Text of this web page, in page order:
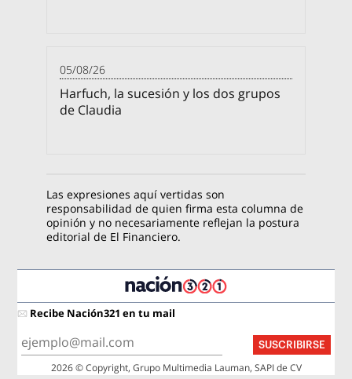
05/08/26
Harfuch, la sucesión y los dos grupos
de Claudia
Las expresiones aquí vertidas son
responsabilidad de quien firma esta columna de
opinión y no necesariamente reflejan la postura
editorial de El Financiero.
Recibe Nación321 en tu mail
SUSCRIBIRSE
2026 © Copyright, Grupo Multimedia Lauman, SAPI de CV